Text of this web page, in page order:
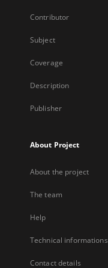
Contributor
Subject
Coverage
Description
Publisher
About Project
About the project
The team
Help
Technical informations
Contact details